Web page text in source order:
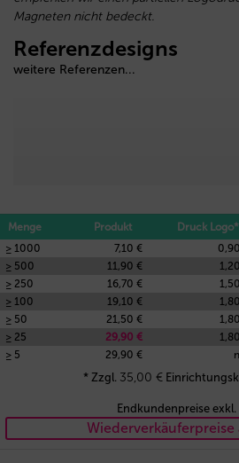
Magneten nicht bedeckt.
Referenzdesigns
weitere Referenzen...
Menge Produkt Druck Logo*
≥ 1000
7,10 €
≥ 500
11,90 €
≥ 250
16,70 €
≥ 100
19,10 €
≥ 50
21,50 €
≥ 25
29,90 €
≥ 5
29,90 €
* Zzgl. 35,00 €
Endkundenpreise exkl.
Wiederverkäuferpreise